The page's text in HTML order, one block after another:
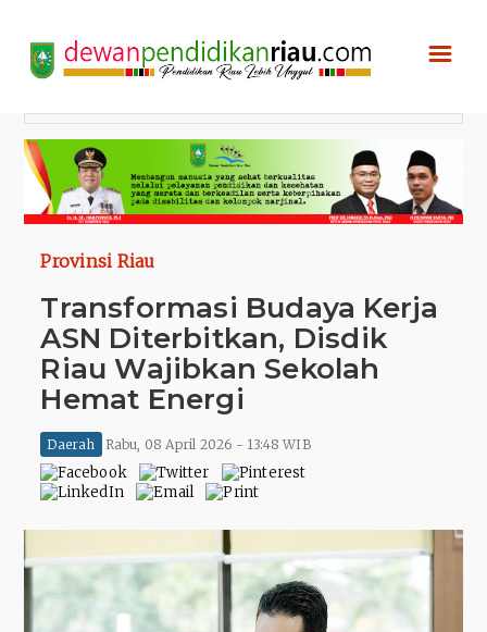
☰
Provinsi Riau
Transformasi Budaya Kerja
ASN Diterbitkan, Disdik
Riau Wajibkan Sekolah
Hemat Energi
Daerah Rabu, 08 April 2026 - 13:48 WIB